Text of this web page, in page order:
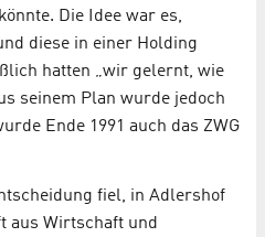
Die Idee war es,
diese in einer Holding
hatten „wir gelernt, wie
seinem Plan wurde jedoch
Ende 1991 auch das ZWG
fiel, in Adlershof
aus Wirtschaft und